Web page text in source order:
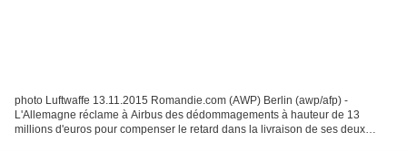
photo Luftwaffe 13.11.2015 Romandie.com (AWP) Berlin (awp/afp) -
L'Allemagne réclame à Airbus des dédommagements à hauteur de 13
millions d'euros pour compenser le retard dans la livraison de ses deux